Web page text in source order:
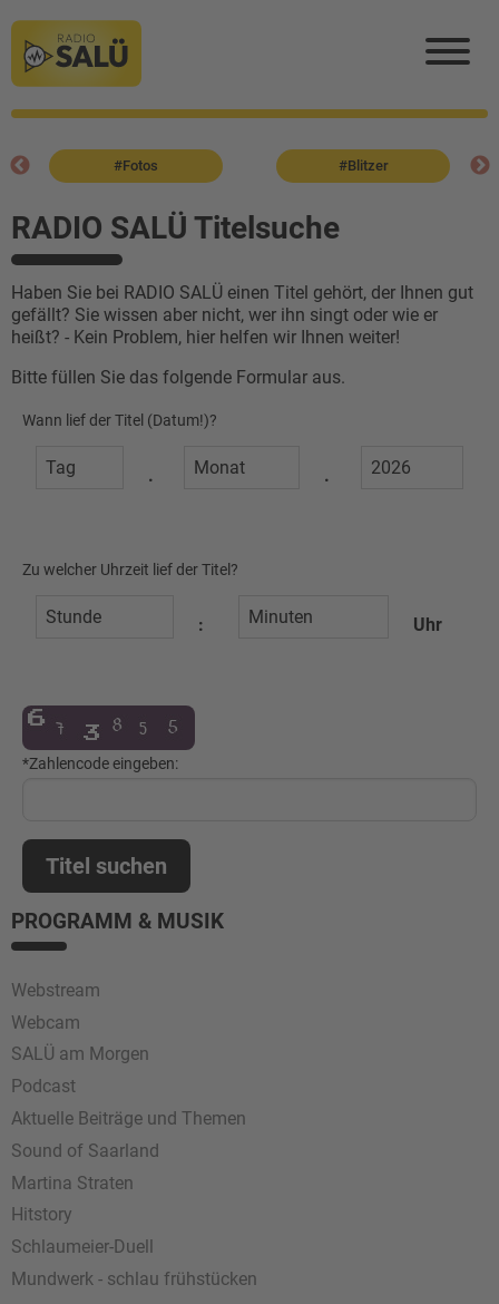
#Fotos #Blitzer
RADIO SALÜ Titelsuche
Haben Sie bei RADIO SALÜ einen Titel gehört, der Ihnen gut
gefällt? Sie wissen aber nicht, wer ihn singt oder wie er
heißt? - Kein Problem, hier helfen wir Ihnen weiter!
Bitte füllen Sie das folgende Formular aus.
Wann lief der Titel (Datum!)?
. .
Zu welcher Uhrzeit lief der Titel?
: Uhr
*Zahlencode eingeben:
Titel suchen
PROGRAMM & MUSIK
Webstream
Webcam
SALÜ am Morgen
Podcast
Aktuelle Beiträge und Themen
Sound of Saarland
Martina Straten
Hitstory
Schlaumeier-Duell
Mundwerk - schlau frühstücken